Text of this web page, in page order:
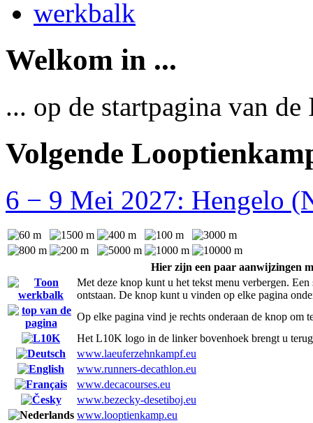
Welkom in ...
... op de startpagina van
Volgende
6 − 9 Mei 2027: Hengelo
Hier zijn een paar aanwijzingen
Met deze knop kunt u het tekst menu verbergen.
ontstaan. De knop kunt u vinden op elke pagina
Op elke pagina vind je rechts onderaan de knop om
Het L10K logo in de linker bovenhoek brengt u
www.laeuferzehnkampf.eu
www.runners-decathlon.eu
www.decacourses.eu
www.bezecky-desetiboj.eu
www.looptienkamp.eu